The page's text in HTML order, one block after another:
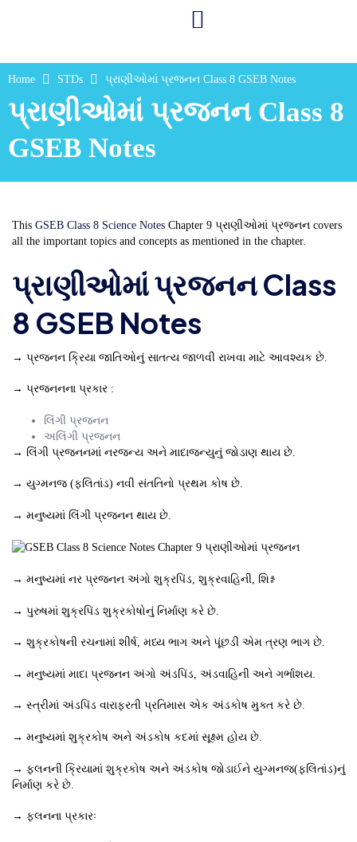
Home STDs પ્રાણીઓમાં પ્રજનન Class 8 GSEB Notes
પ્રાણીઓમાં પ્રજનન Class 8
GSEB Notes
This GSEB Class 8 Science Notes Chapter 9 પ્રાણીઓમાં પ્રજનન covers
all the important topics and concepts as mentioned in the chapter.
પ્રાણીઓમાં પ્રજનન Class
8 GSEB Notes
→ પ્રજનન ક્રિયા જાતિઓનું સાતત્ય જાળવી રાખવા માટે આવશ્યક છે.
→ પ્રજનનના પ્રકાર :
લિંગી પ્રજનન
અલિંગી પ્રજનન
→ લિંગી પ્રજનનમાં નરજન્ય અને માદાજન્યુનું જોડાણ થાય છે.
→ યુગ્મનજ (ફલિતાંડ) નવી સંતતિનો પ્રથમ કોષ છે.
→ મનુષ્યમાં લિંગી પ્રજનન થાય છે.
→ મનુષ્યમાં નર પ્રજનન અંગો શુક્રપિંડ, શુક્રવાહિની, શિશ્ન
→ પુરુષમાં શુક્રપિંડ શુક્રકોષોનું નિર્માણ કરે છે.
→ શુક્રકોષની રચનામાં શીર્ષ, મધ્ય ભાગ અને પૂંછડી એમ ત્રણ ભાગ છે.
→ મનુષ્યમાં માદા પ્રજનન અંગો અંડપિંડ, અંડવાહિની અને ગર્ભાશય.
→ સ્ત્રીમાં અંડપિંડ વારાફરતી પ્રતિમાસ એક અંડકોષ મુક્ત કરે છે.
→ મનુષ્યમાં શુક્રકોષ અને અંડકોષ કદમાં સૂક્ષ્મ હોય છે.
→ ફલનની ક્રિયામાં શુક્રકોષ અને અંડકોષ જોડાઈને યુગ્મનજ(ફલિતાંડ)નું
નિર્માણ કરે છે.
→ ફલનના પ્રકારઃ